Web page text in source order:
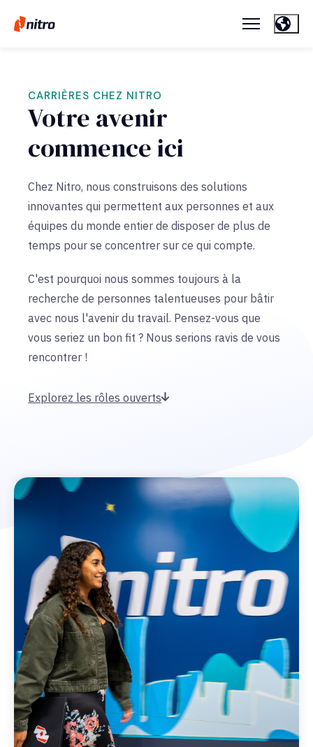
CARRIÈRES CHEZ NITRO
Votre avenir
commence ici
Chez Nitro, nous construisons des solutions
innovantes qui permettent aux personnes et aux
équipes du monde entier de disposer de plus de
temps pour se concentrer sur ce qui compte.
C'est pourquoi nous sommes toujours à la
recherche de personnes talentueuses pour bâtir
avec nous l'avenir du travail. Pensez-vous que
vous seriez un bon fit ? Nous serions ravis de vous
rencontrer !
Explorez les rôles ouverts